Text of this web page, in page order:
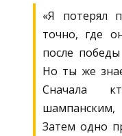
«Я потерял
точно, где
после
Но ты же
Сначала
Затем одно